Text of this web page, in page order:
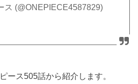
(@ONEPIECE4587829)
ース505話から紹介します。